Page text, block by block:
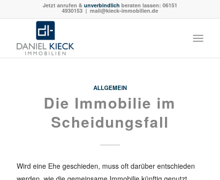
Jetzt anrufen & unverbindlich beraten lassen: 06151
4930153| mail@kieck-immobilien.de
ALLGEMEIN
Die Immobilie im
Scheidungsfall
Wird eine Ehe geschieden, muss oft darüber entschieden